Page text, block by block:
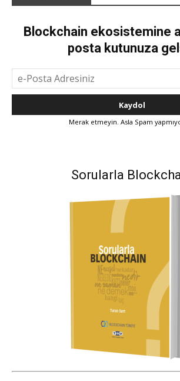
Blockchain ekosistemine
posta kutunuza
Merak etmeyin. Asla Spam
Sorularla